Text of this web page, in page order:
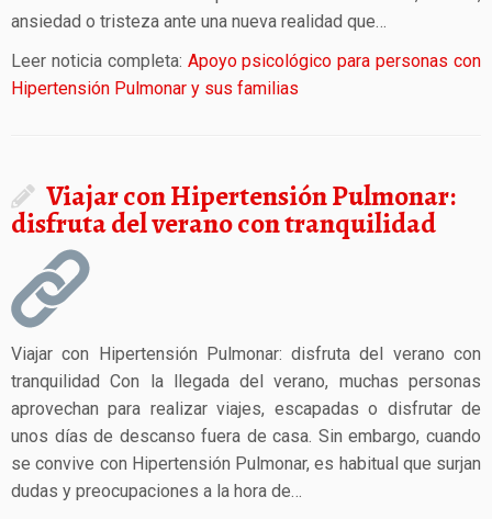
ansiedad o tristeza ante una nueva realidad que…
Leer noticia completa: Apoyo psicológico para personas con
Hipertensión Pulmonar y sus familias
Viajar con Hipertensión Pulmonar:
disfruta del verano con tranquilidad
Viajar con Hipertensión Pulmonar: disfruta del verano con
tranquilidad Con la llegada del verano, muchas personas
aprovechan para realizar viajes, escapadas o disfrutar de
unos días de descanso fuera de casa. Sin embargo, cuando
se convive con Hipertensión Pulmonar, es habitual que surjan
dudas y preocupaciones a la hora de…